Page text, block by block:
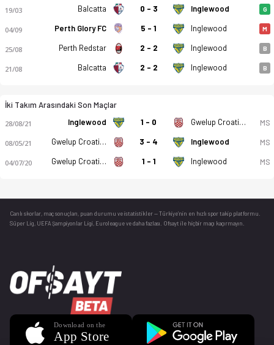
19/03 Balcatta 0 - 3 Inglewood G
04/09 Perth Glory FC 5 - 1 Inglewood M
25/08 Perth Redstar 2 - 2 Inglewood B
21/08 Balcatta 2 - 2 Inglewood B
İki Takım Arasındaki Son Maçlar
28/08/21 Inglewood 1 - 0 Gwelup Croatia SC MS
08/05/21 Gwelup Croatia SC 3 - 4 Inglewood MS
04/07/20 Gwelup Croatia SC 1 - 1 Inglewood MS
Canlı skorlar , maç sonuçları, puan durumu ve istatistikler — Türkiye’nin en hızlı spor takip platformu.
Süper Lig, UEFA Şampiyonlar Ligi, Euroleague ve daha fazlası. Ofsayt ile hiçbir maçı kaçırmayın.